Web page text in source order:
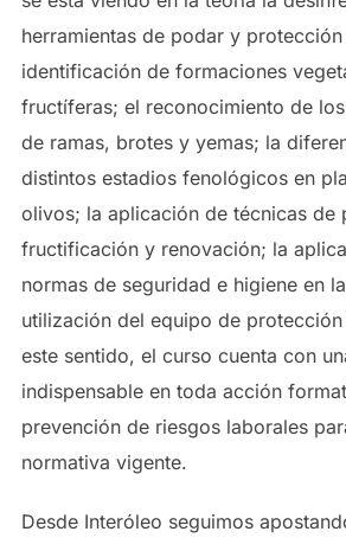
herramientas de podar y
identificación de formaciones
fructíferas; el reconocimiento de
de ramas, brotes y yemas; la
distintos estadios fenológicos en
olivos; la aplicación de técnicas de
fructificación y renovación; la
normas de seguridad e higiene en
utilización del equipo de
este sentido, el curso cuenta con
indispensable en toda acción
prevención de riesgos laborales
normativa vigente.
Desde Interóleo seguimos